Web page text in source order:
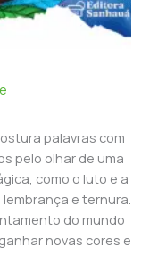
palavras com
pelo olhar de uma
como o luto e a
e ternura.
do mundo
novas cores e